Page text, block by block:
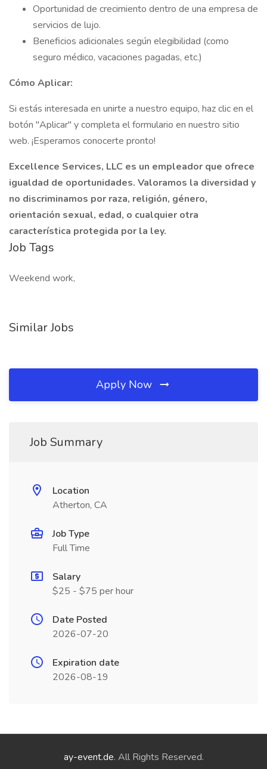
Oportunidad de crecimiento dentro de una empresa de
servicios de lujo.
Beneficios adicionales según elegibilidad (como
seguro médico, vacaciones pagadas, etc.)
Cómo Aplicar:
Si estás interesada en unirte a nuestro equipo, haz clic en el
botón "Aplicar" y completa el formulario en nuestro sitio
web. ¡Esperamos conocerte pronto!
Excellence Services, LLC es un empleador que ofrece
igualdad de oportunidades. Valoramos la diversidad y
no discriminamos por raza, religión, género,
orientación sexual, edad, o cualquier otra
característica protegida por la ley.
Job Tags
Weekend work,
Similar Jobs
Apply Now
Job Summary
Location
Atherton, CA
Job Type
Full Time
Salary
$25 - $75 per hour
Date Posted
2026-07-20
Expiration date
2026-08-19
ay-event.de. All Rights Reserved.